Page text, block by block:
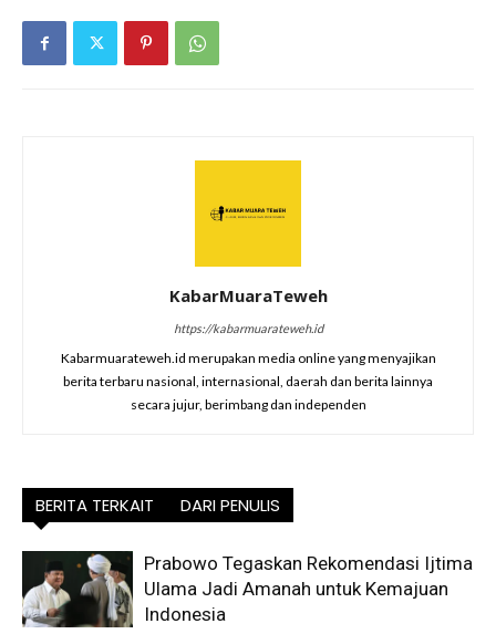
KabarMuaraTeweh
https://kabarmuarateweh.id
Kabarmuarateweh.id merupakan media online yang menyajikan
berita terbaru nasional, internasional, daerah dan berita lainnya
secara jujur, berimbang dan independen
BERITA TERKAIT DARI PENULIS
Prabowo Tegaskan Rekomendasi Ijtima
Ulama Jadi Amanah untuk Kemajuan
Indonesia